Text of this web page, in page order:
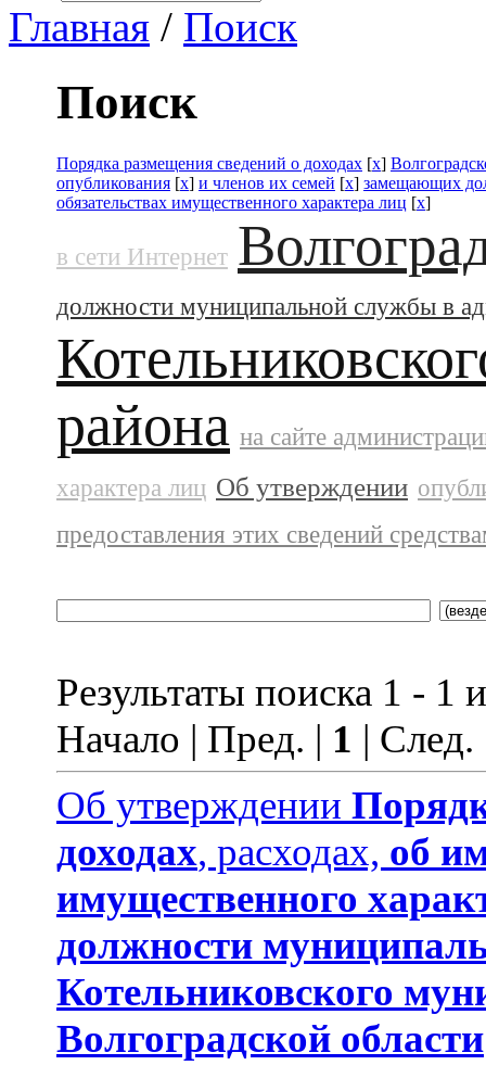
Главная / Поиск
Поиск
Порядка размещения сведений о доходах [x]
опубликования [x] и членов их семей [x] замещающих
обязательствах имущественного характера лиц [x]
в сети Интернет
должности муниципальной службы в
района на сайте
характера лиц Об утверждении
предоставления этих сведений
Результаты поиска 1 - 1
Начало | Пред. | 1 |
Об утверждении
доходах, расходах, об
имущественного
должности
Котельниковского
Волгоградской области